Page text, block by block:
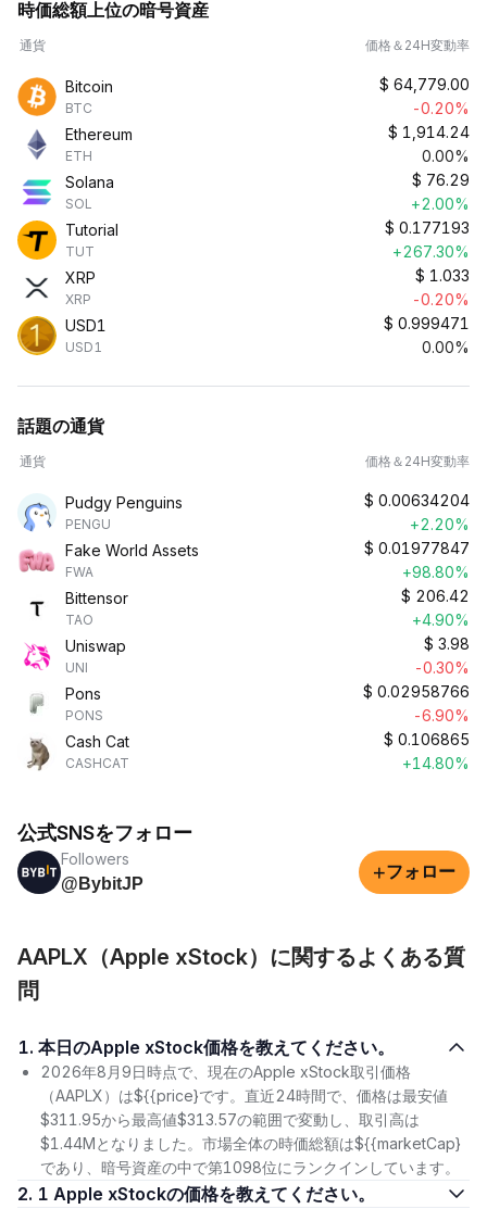
時価総額上位の暗号資産
通貨 価格＆24H変動率
Bitcoin
BTC
$ 64,779.00
-0.20%
Ethereum
ETH
$ 1,914.24
0.00%
Solana
SOL
$ 76.29
+2.00%
Tutorial
TUT
$ 0.177193
+267.30%
XRP
XRP
$ 1.033
-0.20%
USD1
USD1
$ 0.999471
0.00%
話題の通貨
通貨 価格＆24H変動率
Pudgy Penguins
PENGU
$ 0.00634204
+2.20%
Fake World Assets
FWA
$ 0.01977847
+98.80%
Bittensor
TAO
$ 206.42
+4.90%
Uniswap
UNI
$ 3.98
-0.30%
Pons
PONS
$ 0.02958766
-6.90%
Cash Cat
CASHCAT
$ 0.106865
+14.80%
公式SNSをフォロー
Followers
@BybitJP
+フォロー
AAPLX（Apple xStock）に関するよくある質
問
1. 本日のApple xStock価格を教えてください。
2026年8月9日時点で、現在のApple xStock取引価格
（AAPLX）は${{price}です。直近24時間で、価格は最安値
$311.95から最高値$313.57の範囲で変動し、取引高は
$1.44Mとなりました。市場全体の時価総額は${{marketCap}
であり、暗号資産の中で第1098位にランクインしています。
2. 1 Apple xStockの価格を教えてください。